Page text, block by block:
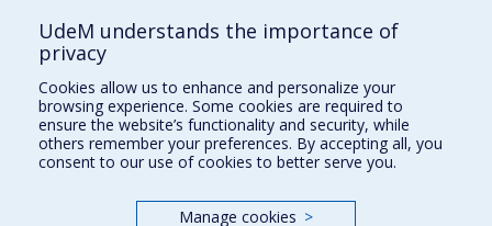
Who does what?
Find us
Site map
Accessibility
UdeM understands the importance of
privacy
Cookies allow us to enhance and personalize your
browsing experience. Some cookies are required to
ensure the website’s functionality and security, while
others remember your preferences. By accepting all, you
consent to our use of cookies to better serve you.
Manage cookies >